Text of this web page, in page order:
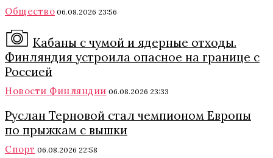
Общество 06.08.2026 23:56
Кабаны с чумой и ядерные отходы.
Финляндия устроила опасное на границе с
Россией
Новости Финляндии 06.08.2026 23:33
Руслан Терновой стал чемпионом Европы
по прыжкам с вышки
Спорт 06.08.2026 22:58